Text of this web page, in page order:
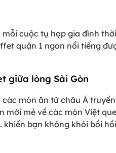
cuộc tụ họp gia đình
quận 1 ngon nổi tiếng
giữa lòng Sài Gòn
món ăn từ châu Á
mẻ về các món Việt
bạn không khỏi bồi